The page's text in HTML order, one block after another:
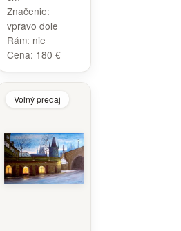
Značenie:
vpravo dole
Rám: nie
Cena: 180 €
Voľný predaj